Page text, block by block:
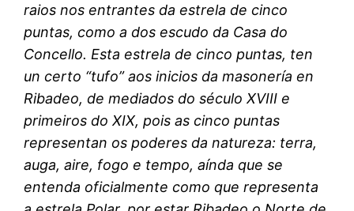
raios nos entrantes da estrela de cinco
puntas, como a dos escudo da Casa do
Concello. Esta estrela de cinco puntas, ten
un certo “tufo” aos inicios da masonería en
Ribadeo, de mediados do século XVIII e
primeiros do XIX, pois as cinco puntas
representan os poderes da natureza: terra,
auga, aire, fogo e tempo, aínda que se
entenda oficialmente como que representa